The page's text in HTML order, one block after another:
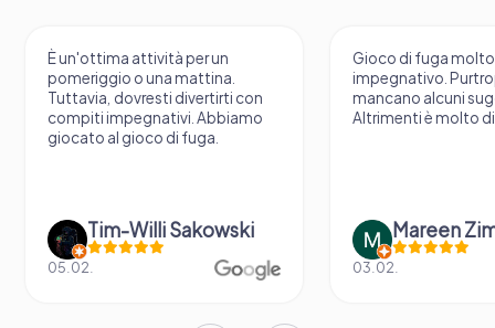
Gioco di fuga molto
impegnativo. Purtroppo
mancano alcuni suggerimenti.
Altrimenti è molto divertente.
Mareen Zimmermann
Una VR